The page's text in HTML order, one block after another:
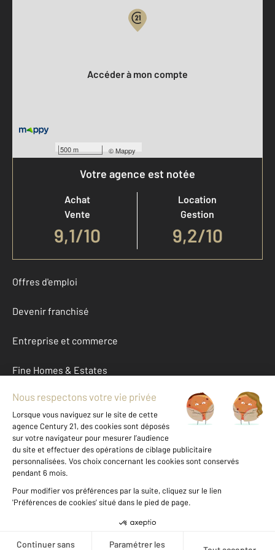
500 m ©Mappy
Accéder à mon compte
Votre agence est notée
Achat
Vente
9,1/10
Location
Gestion
9,2/10
Offres d'emploi
Devenir franchisé
Entreprise et commerce
Fine Homes & Estates
À propos
International
Nous contacter
Données personnelles